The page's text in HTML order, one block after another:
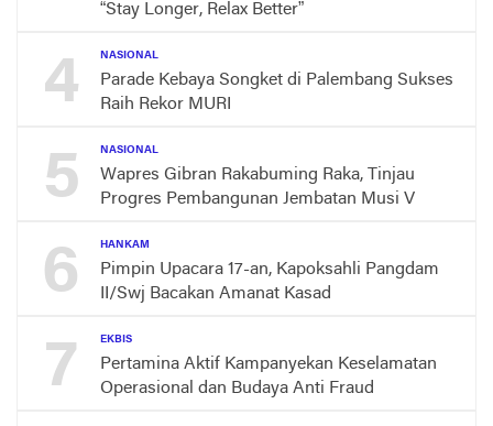
“Stay Longer, Relax Better”
4 NASIONAL
Parade Kebaya Songket di Palembang Sukses
Raih Rekor MURI
5 NASIONAL
Wapres Gibran Rakabuming Raka, Tinjau
Progres Pembangunan Jembatan Musi V
6 HANKAM
Pimpin Upacara 17-an, Kapoksahli Pangdam
II/Swj Bacakan Amanat Kasad
7 EKBIS
Pertamina Aktif Kampanyekan Keselamatan
Operasional dan Budaya Anti Fraud